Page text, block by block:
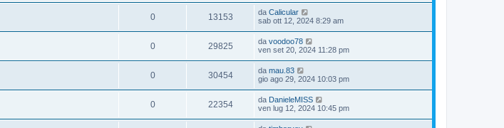
0 13153 da Calicular
sab ott 12, 2024 8:29 am
0 29825 da voodoo78
ven set 20, 2024 11:28 pm
0 30454 da mau.83
gio ago 29, 2024 10:03 pm
0 22354 da DanieleMISS
ven lug 12, 2024 10:45 pm